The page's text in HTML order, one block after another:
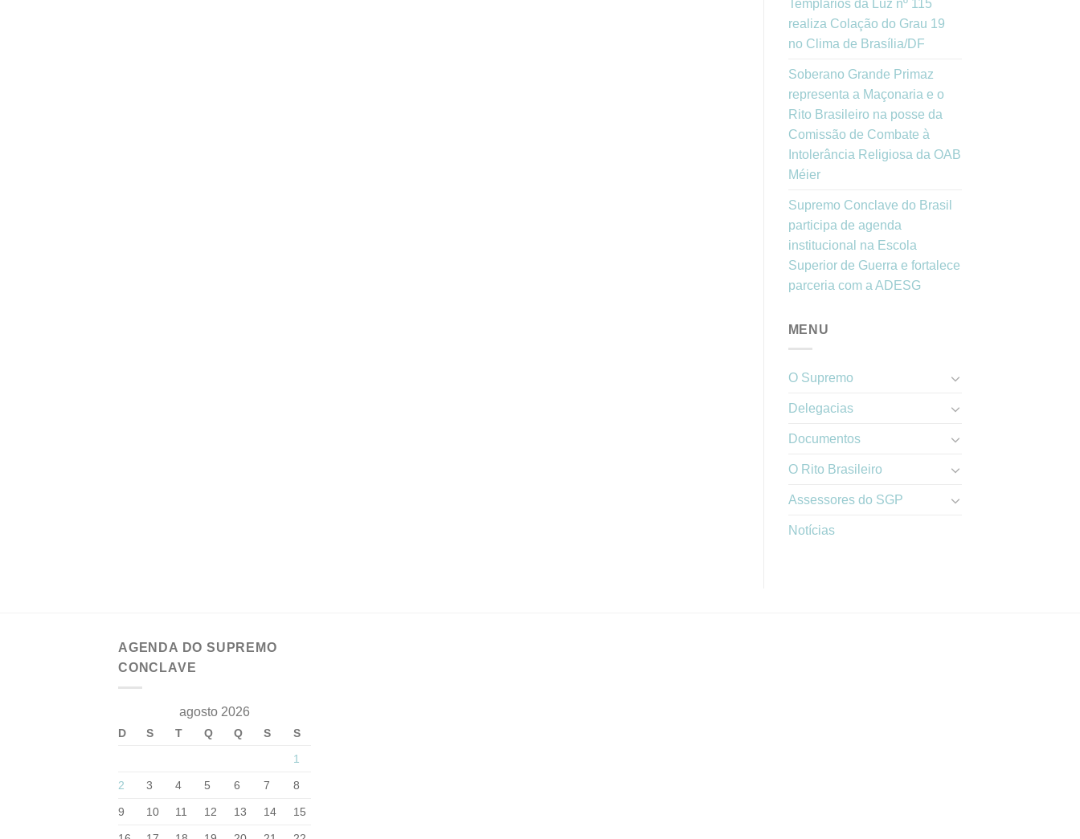
Templários da Luz nº 115
realiza Colação do Grau 19
no Clima de Brasília/DF
Soberano Grande Primaz
representa a Maçonaria e o
Rito Brasileiro na posse da
Comissão de Combate à
Intolerância Religiosa da OAB
Méier
Supremo Conclave do Brasil
participa de agenda
institucional na Escola
Superior de Guerra e fortalece
parceria com a ADESG
MENU
O Supremo
Delegacias
Documentos
O Rito Brasileiro
Assessores do SGP
Notícias
AGENDA DO SUPREMO
CONCLAVE
agosto 2026
D S T Q Q S
S
1
2 3 4 5 6 7 8
9 10 11 12 13 14 15